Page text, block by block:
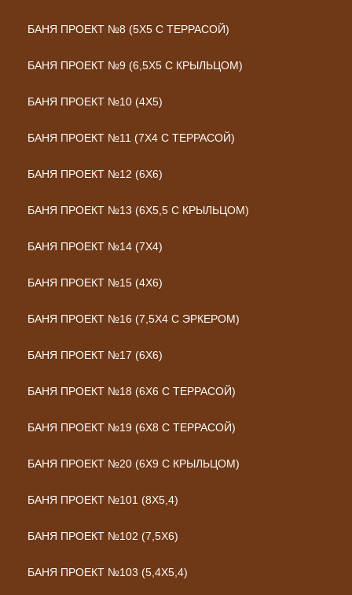
БАНЯ ПРОЕКТ №8 (5Х5 С ТЕРРАСОЙ)
БАНЯ ПРОЕКТ №9 (6,5Х5 С КРЫЛЬЦОМ)
БАНЯ ПРОЕКТ №10 (4Х5)
БАНЯ ПРОЕКТ №11 (7Х4 С ТЕРРАСОЙ)
БАНЯ ПРОЕКТ №12 (6Х6)
БАНЯ ПРОЕКТ №13 (6Х5,5 С КРЫЛЬЦОМ)
БАНЯ ПРОЕКТ №14 (7Х4)
БАНЯ ПРОЕКТ №15 (4Х6)
БАНЯ ПРОЕКТ №16 (7,5Х4 С ЭРКЕРОМ)
БАНЯ ПРОЕКТ №17 (6Х6)
БАНЯ ПРОЕКТ №18 (6Х6 С ТЕРРАСОЙ)
БАНЯ ПРОЕКТ №19 (6Х8 С ТЕРРАСОЙ)
БАНЯ ПРОЕКТ №20 (6Х9 С КРЫЛЬЦОМ)
БАНЯ ПРОЕКТ №101 (8X5,4)
БАНЯ ПРОЕКТ №102 (7,5X6)
БАНЯ ПРОЕКТ №103 (5,4X5,4)